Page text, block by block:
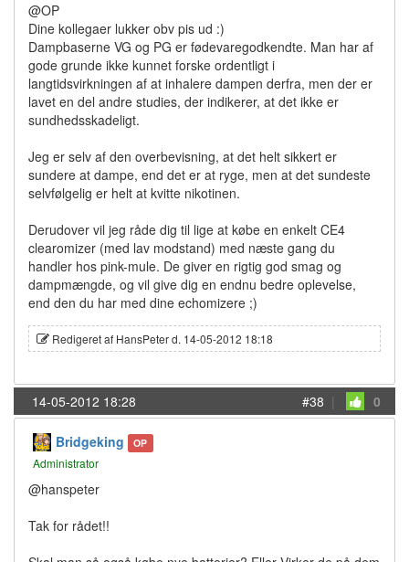
@OP
Dine kollegaer lukker obv pis ud :)
Dampbaserne VG og PG er fødevaregodkendte. Man har af
gode grunde ikke kunnet forske ordentligt i
langtidsvirkningen af at inhalere dampen derfra, men der er
lavet en del andre studies, der indikerer, at det ikke er
sundhedsskadeligt.
Jeg er selv af den overbevisning, at det helt sikkert er
sundere at dampe, end det er at ryge, men at det sundeste
selvfølgelig er helt at kvitte nikotinen.
Derudover vil jeg råde dig til lige at købe en enkelt CE4
clearomizer (med lav modstand) med næste gang du
handler hos pink-mule. De giver en rigtig god smag og
dampmængde, og vil give dig en endnu bedre oplevelse,
end den du har med dine echomizere ;)
Redigeret af HansPeter d. 14-05-2012 18:18
14-05-2012 18:28 #38 | 0
Bridgeking OP
Administrator
@hanspeter
Tak for rådet!!